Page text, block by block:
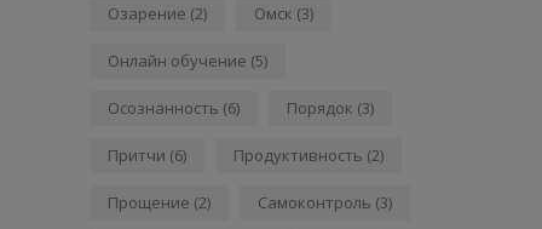
Озарение (2) Омск (3)
Онлайн обучение (5)
Осознанность (6) Порядок (3)
Притчи (6) Продуктивность (2)
Прощение (2) Самоконтроль (3)